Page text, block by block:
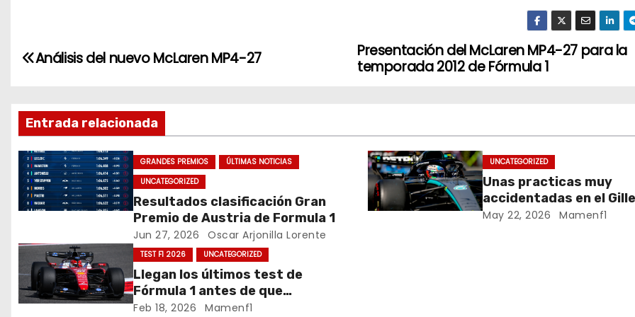
er e
b
o
k
e
dI
N
v
e
g
a
ó
Presentación del McLaren MP4-27 para la
temporada 2012 de Fórmula 1
Análisis del nuevo McLaren MP4-27
Entrada relacionada
GRANDES PREMIOS
ÚLTIMAS NOTICIAS
UNCATEGORIZED
Resultados clasificación Gran
Premio de Austria de Formula 1
Jun 27, 2026 Oscar Arjonilla Lorente
UNCATEGORIZED
Unas practicas muy
accidentadas en el
Villeneuve deja a Fernando en
May 22, 2026 Mamenf1
TEST F1 2026 UNCATEGORIZED
Llegan los últimos test de
Fórmula 1 antes de que
comience la nueva temporada
Feb 18, 2026 Mamenf1